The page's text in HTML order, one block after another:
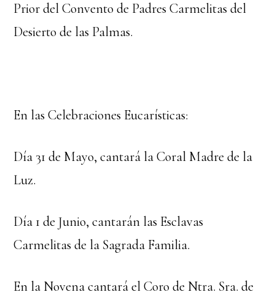
Prior del Convento de Padres Carmelitas del
Desierto de las Palmas.
En las Celebraciones Eucarísticas:
Día 31 de Mayo, cantará la Coral Madre de la
Luz.
Día 1 de Junio, cantarán las Esclavas
Carmelitas de la Sagrada Familia.
En la Novena cantará el Coro de Ntra. Sra. de